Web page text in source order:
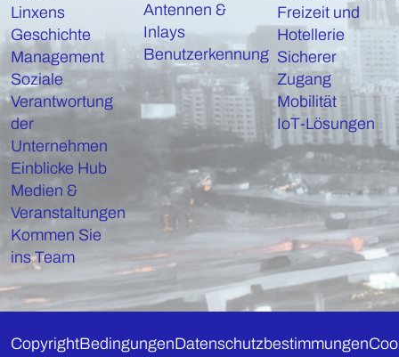
Linxens
Geschichte
Management
Soziale
Verantwortung
der
Unternehmen
Einblicke Hub
Medien &
Veranstaltungen
Kommen Sie
ins Team
Antennen &
Inlays
Benutzerkennung
Freizeit und
Hotellerie
Sicherer
Zugang
Mobilität
IoT-Lösungen
CopyrightBedingungenDatenschutzbestimmungen